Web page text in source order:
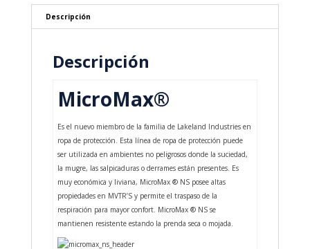
Descripción
Descripción
MicroMax®
Es el nuevo miembro de la familia de Lakeland Industries en
ropa de protección. Esta línea de ropa de protección puede
ser utilizada en ambientes no peligrosos donde la suciedad,
la mugre, las salpicaduras o derrames están presentes. Es
muy económica y liviana, MicroMax ® NS posee altas
propiedades en MVTR’S y permite el traspaso de la
respiración para mayor confort. MicroMax ® NS se
mantienen resistente estando la prenda seca o mojada.